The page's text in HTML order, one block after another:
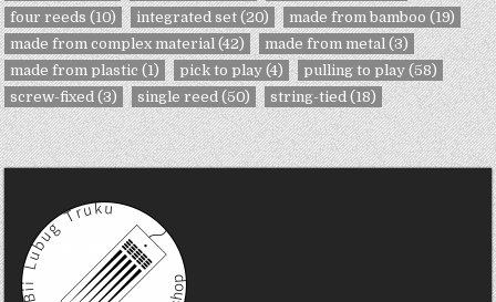
four reeds (10) integrated set (20) made from bamboo (19)
made from complex material (42) made from metal (3)
made from plastic (1) pick to play (4) pulling to play (58)
screw-fixed (3) single reed (50) string-tied (18)